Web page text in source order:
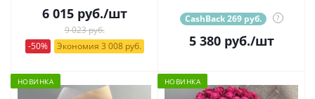
6 015руб./шт
9 023 руб.
-50%
Экономия 3 008 руб.
CashBack 269 руб. ?
5 380руб./шт
НОВИНКА НОВИНКА